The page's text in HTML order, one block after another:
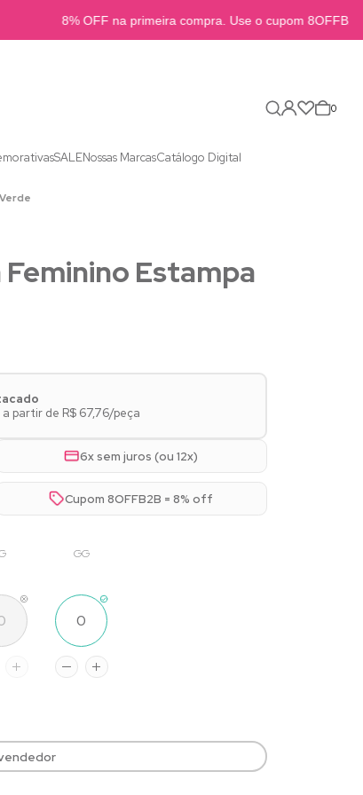
8% OFF na primeira compra. Use o cupom 8OFFB2B
0
SALENossas MarcasCatálogo Digital
Estampa
partir de R$ 67,76/peça
6x sem juros (ou 12x)
Cupom 8OFFB2B = 8% off
GG